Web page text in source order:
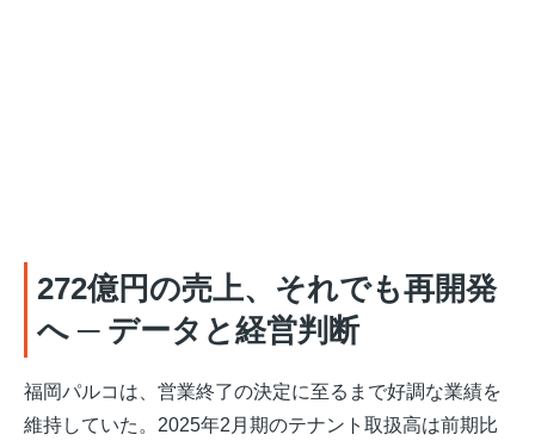
272億円の売上、それでも再開発
へ ─ データと経営判断
福岡パルコは、営業終了の決定に至るまで好調な業績を
維持していた。2025年2月期のテナント取扱高は前期比